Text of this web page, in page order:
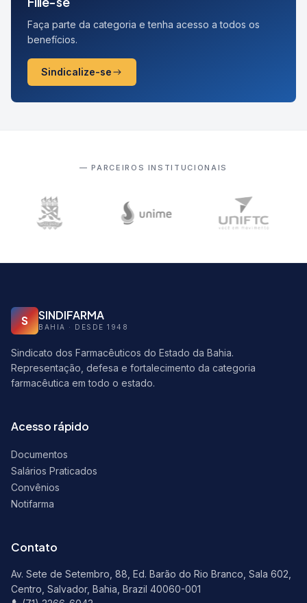
Faça parte da categoria e tenha acesso a todos os
benefícios.
Sindicalize-se
— PARCEIROS INSTITUCIONAIS
S SINDIFARMA
BAHIA · DESDE 1948
Sindicato dos Farmacêuticos do Estado da Bahia.
Representação, defesa e fortalecimento da categoria
farmacêutica em todo o estado.
Acesso rápido
Documentos
Salários Praticados
Convênios
Notifarma
Contato
Av. Sete de Setembro, 88, Ed. Barão do Rio Branco, Sala 602,
Centro, Salvador, Bahia, Brazil 40060-001